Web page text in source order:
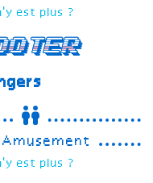
est plus ?
Amusement
est plus ?